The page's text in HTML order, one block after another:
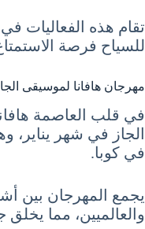
تقام هذه الفعاليات في
للسياح فرصة
مهرجان هافانا لموسيقى
في قلب العاصمة
الجاز في شهر يناير،
في كوبا.
يجمع المهرجان بين
والعالميين، مما يخلق